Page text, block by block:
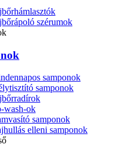
szérumok
samponok
samponok
wash-ok
samponok
elleni samponok